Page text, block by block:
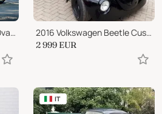
1956 Volkswagen Beetle Oval Window 2016 Volkswagen Beetle Custom
2 999 EUR
IT